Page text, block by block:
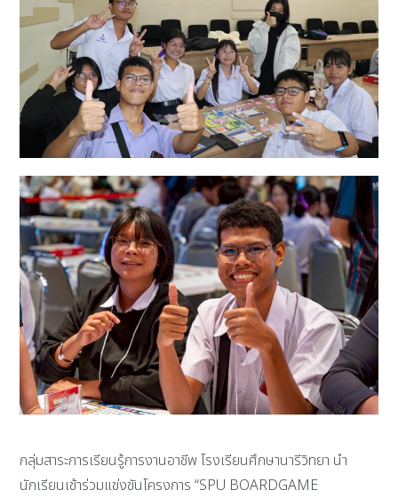
กลุ่มสาระการเรียนรู้การงานอาชีพ โรงเรียนศึกษานารีวิทยา นำ
นักเรียนเข้าร่วมแข่งขันโครงการ “SPU BOARDGAME